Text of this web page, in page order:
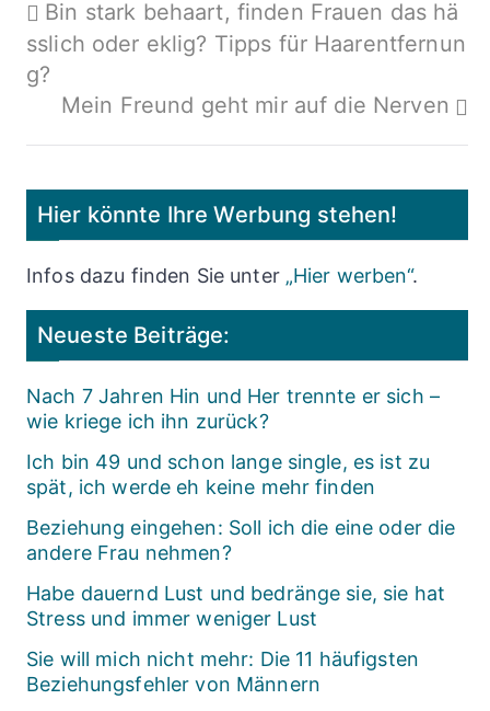
Beitragsnavigation
Bin stark behaart, finden Frauen das hä
sslich oder eklig? Tipps für Haarentfernun
g?
Mein Freund geht mir auf die Nerven
Hier könnte Ihre Werbung stehen!
Infos dazu finden Sie unter „Hier werben“.
Neueste Beiträge:
Nach 7 Jahren Hin und Her trennte er sich –
wie kriege ich ihn zurück?
Ich bin 49 und schon lange single, es ist zu
spät, ich werde eh keine mehr finden
Beziehung eingehen: Soll ich die eine oder die
andere Frau nehmen?
Habe dauernd Lust und bedränge sie, sie hat
Stress und immer weniger Lust
Sie will mich nicht mehr: Die 11 häufigsten
Beziehungsfehler von Männern